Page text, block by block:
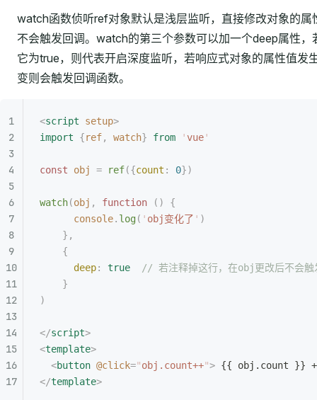
watch函数侦听ref对象默认是浅层监听，直接修改对象的属
不会触发回调。watch的第三个参数可以加一个deep属性，
它为true，则代表开启深度监听，若响应式对象的属性值发
变则会触发回调函数。
<script setup>
import {ref, watch} from 'vue'
const obj = ref({count : 0})
watch(obj , function ()
{
      console
. log( ' obj变化了 ' )
    },
    {
      deep
: true
// 若注释掉这行，在obj更改后不会触
    }
)
</script>
<template>
  <
button @click="obj.count++"> {{ obj.count }}
</template>